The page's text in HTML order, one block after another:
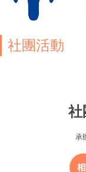
社團活動
社
承